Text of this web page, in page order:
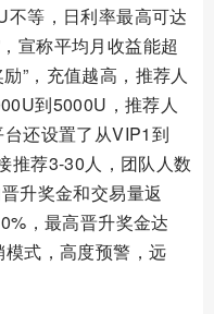
等，日利率最高可达
宣称平均月收益能超
”，充值越高，推荐人
到5000U，推荐人
还设置了从VIP1到
推荐3-30人，团队人数
升奖金和交易量返
，最高晋升奖金达
式，高度预警，远